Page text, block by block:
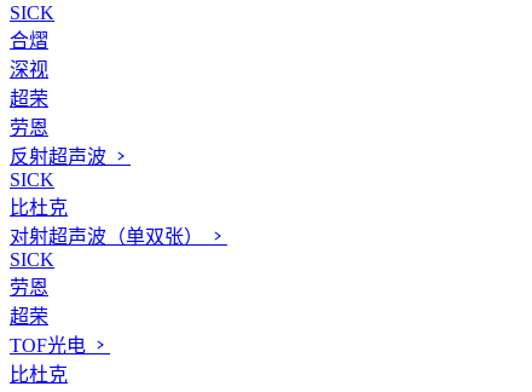
SICK
合熠
深视
超荣
劳恩
反射超声波
SICK
比杜克
对射超声波（单双张）
SICK
劳恩
超荣
TOF光电
比杜克